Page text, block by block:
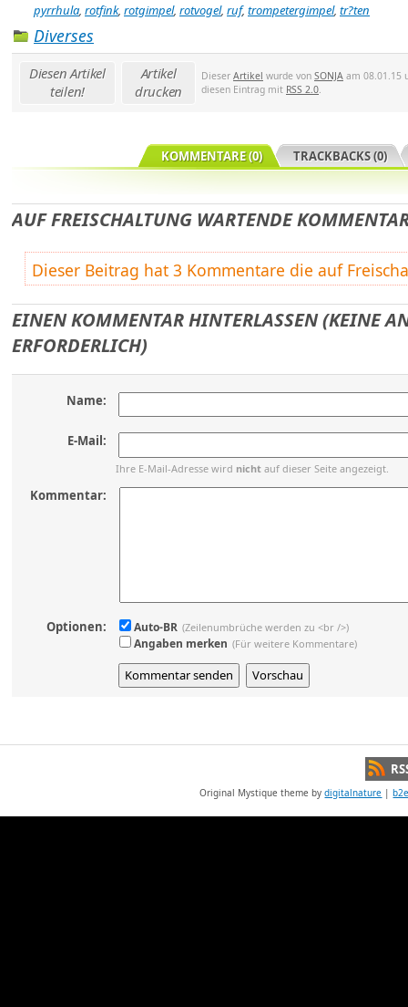
pyrrhula, rotfink, rotgimpel, rotvogel, ruf, trompetergimpel, tr?ten
Diverses
Diesen Artikel
teilen!
Artikel
drucken
Dieser Artikel wurde von SONJA am 08.01.15
diesen Eintrag mit RSS 2.0.
TRACKBACKS (0)
KOMMENTARE (0)
AUF FREISCHALTUNG WARTENDE
Dieser Beitrag hat 3 Kommentare die auf
EINEN KOMMENTAR HINTERLASSEN (KEINE
ERFORDERLICH)
Name:
E-Mail:
Ihre E-Mail-Adresse wird nicht auf dieser Seite angezeigt.
Kommentar:
Optionen: Auto-BR (Zeilenumbrüche werden zu <br />)
Angaben merken (Für weitere Kommentare)
Original Mystique theme bydigitalnature |